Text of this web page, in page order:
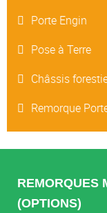
Porte Engin
Pose à Terre
Châssis
Remorque
REMORQUES
(OPTIONS)